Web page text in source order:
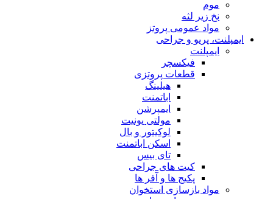
موم
نخ زیر لثه
مواد عمومی پروتز
ایمپلنت، پریو و جراحی
ایمپلنت
فیکسچر
قطعات پروتزی
هیلینگ
اباتمنت
ایمپرشن
مولتی یونیت
لوکیتور و بال
اسکن اباتمنت
تای بیس
کیت های جراحی
پکیج ها و آفر ها
مواد بازسازی استخوان